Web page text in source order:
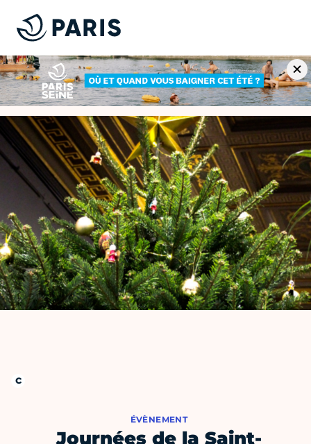
ÉVÈNEMENT
Journées de la Saint-